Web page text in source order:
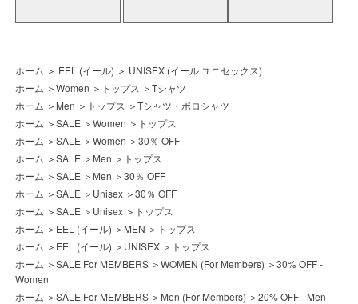
ホーム ＞ EEL (イール) ＞ UNISEX (イール ユニセックス)
ホーム ＞Women ＞ トップス ＞Tシャツ
ホーム ＞ Men ＞ トップス ＞Tシャツ・ポロシャツ
ホーム ＞SALE ＞Women ＞ トップス
ホーム ＞SALE ＞Women ＞30％ OFF
ホーム ＞SALE ＞ Men ＞ トップス
ホーム ＞SALE ＞ Men ＞30％ OFF
ホーム ＞SALE ＞ Unisex ＞30％ OFF
ホーム ＞SALE ＞ Unisex ＞ トップス
ホーム ＞ EEL (イール) ＞ MEN ＞ トップス
ホーム ＞ EEL (イール) ＞ UNISEX ＞ トップス
ホーム ＞SALE For MEMBERS ＞WOMEN (For Members) ＞30% OFF -
Women
ホーム ＞SALE For MEMBERS ＞ Men (For Members) ＞20% OFF - Men